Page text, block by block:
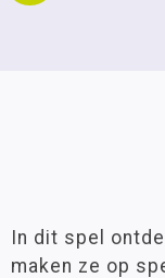
In dit spel
maken ze op